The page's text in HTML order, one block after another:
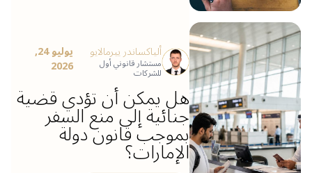
ألياكساندر ييرمالايو
مستشار قانوني أول
للشركات
يوليو 24,
2026
هل يمكن أن تؤدي قضية
جنائية إلى منع السفر
بموجب قانون دولة
الإمارات؟